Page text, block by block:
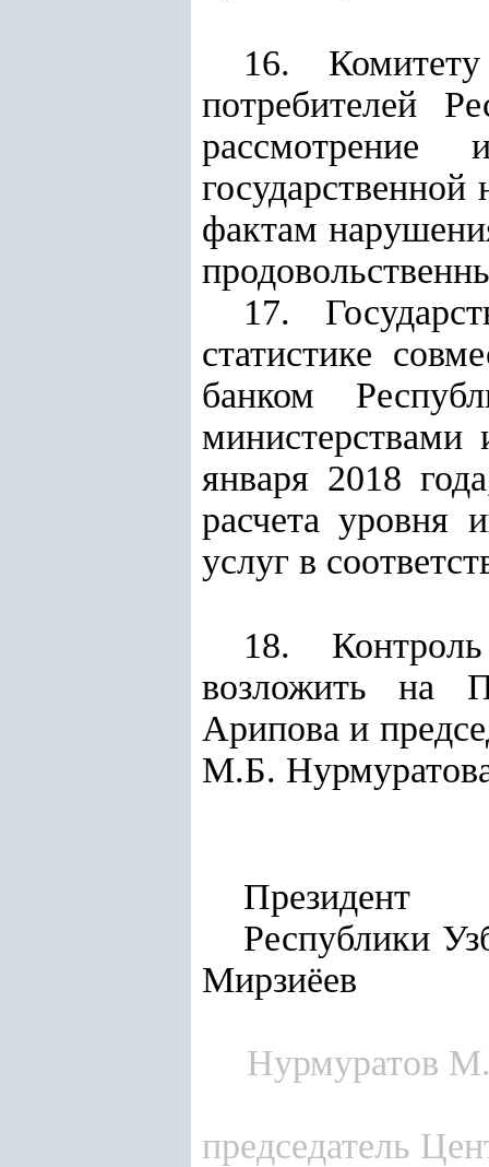
16.
потребителей
фактам
17.
статистике
банком
министерствами
января 2018
расчета уровня
услуг в
18.
возложить на
Арипова и
М.Б.
Президент
Мирзиёев
Нурмуратов
председатель